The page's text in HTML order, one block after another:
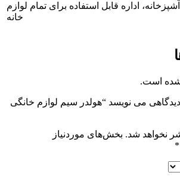
اداره قابل استفاده برای تمام لوازم
خانه
است.
می نویسد “هولدر سیم لوازم خانگی
نخواهد شد. بخش‌های موردنیاز
*